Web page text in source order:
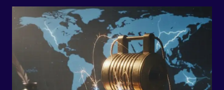
A
HISTÓRIA
E
IMPACTO
CULTURAL
DESTE
RITMO